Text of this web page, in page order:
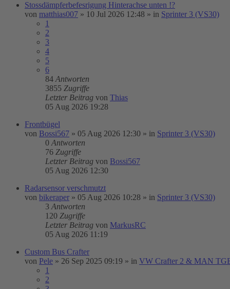
Stossdämpferbefesrigung Hinterachse unten !?
von matthias007 » 10 Jul 2026 12:48 » in Sprinter 3 (VS30)
1
2
3
4
5
6
84 Antworten
3855 Zugriffe
Letzter Beitrag von Thias
05 Aug 2026 19:28
Frontbügel
von Bossi567 » 05 Aug 2026 12:30 » in Sprinter 3 (VS30)
0 Antworten
76 Zugriffe
Letzter Beitrag von Bossi567
05 Aug 2026 12:30
Radarsensor verschmutzt
von bikeraper » 05 Aug 2026 10:28 » in Sprinter 3 (VS30)
3 Antworten
120 Zugriffe
Letzter Beitrag von MarkusRC
05 Aug 2026 11:19
Custom Bus Crafter
von Pele » 26 Sep 2025 09:19 » in VW Crafter 2 & MAN
1
2